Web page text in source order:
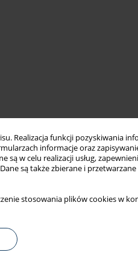
Realizacja funkcji pozyskiwania
informacje oraz
są w celu realizacji usług,
są także zbierane i
stosowania plików cookies w